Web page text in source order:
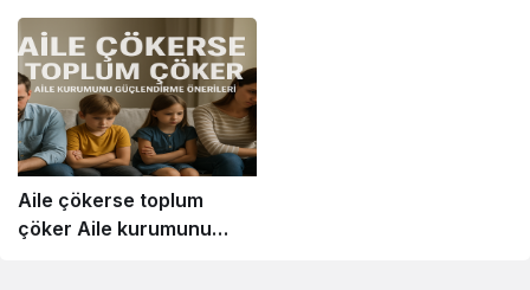
yaşam yürüyüşü
Aile çökerse toplum
çöker Aile kurumunu